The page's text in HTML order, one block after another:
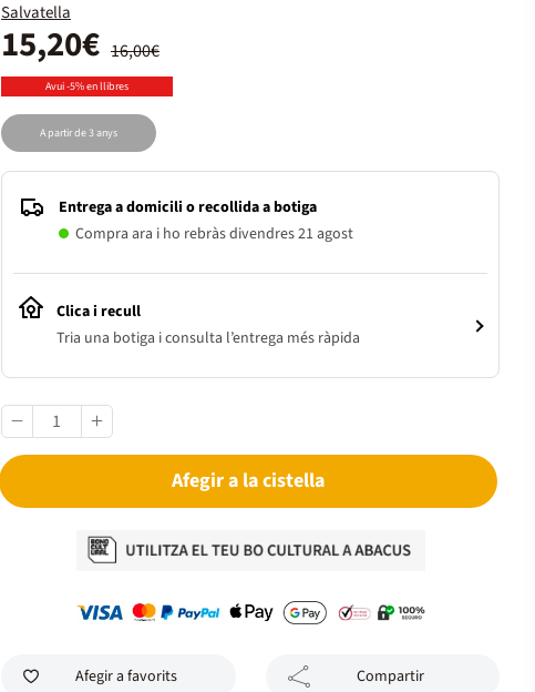
Salvatella
16,00€
15,20€
Avui -5% en llibres
A partir de 3 anys
Entrega a domicili o recollida a botiga
Compra ara i ho rebràs divendres 21 agost
Clica i recull
Tria una botiga i consulta l’entrega més ràpida
Afegir a la cistella
Afegir a favorits Compartir